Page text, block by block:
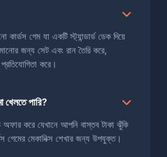
কার্ডস গেম যা একটি স্ট্যান্ডার্ড ডেক দিয়ে
জন্য সেট এবং রান তৈরি করে,
করে।
পারি?
করে যেখানে আপনি বাস্তব টাকা ঝুঁকি
গেমের মেকানিক্স শেখার জন্য উপযুক্ত।